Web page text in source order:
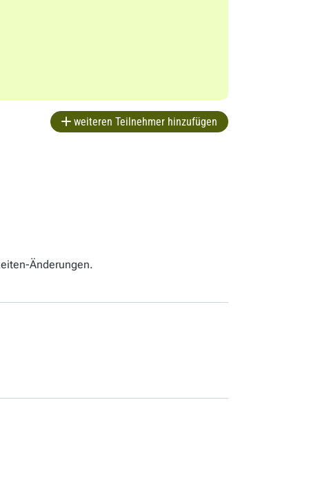
weiteren Teilnehmer hinzufügen
Änderungen.